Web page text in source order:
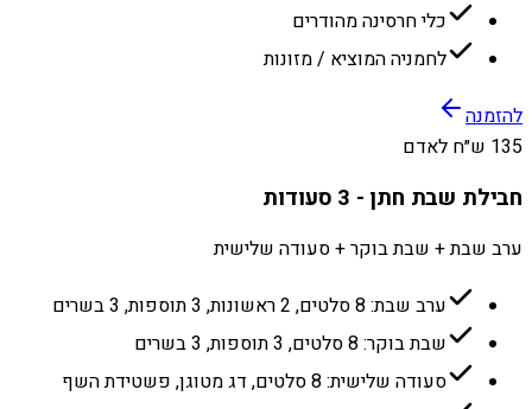
כלי חרסינה מהודרים
לחמניה המוציא / מזונות
להזמנה
135 ש״ח לאדם
חבילת שבת חתן - 3 סעודות
ערב שבת + שבת בוקר + סעודה שלישית
ערב שבת: 8 סלטים, 2 ראשונות, 3 תוספות, 3 בשרים
שבת בוקר: 8 סלטים, 3 תוספות, 3 בשרים
סעודה שלישית: 8 סלטים, דג מטוגן, פשטידת השף